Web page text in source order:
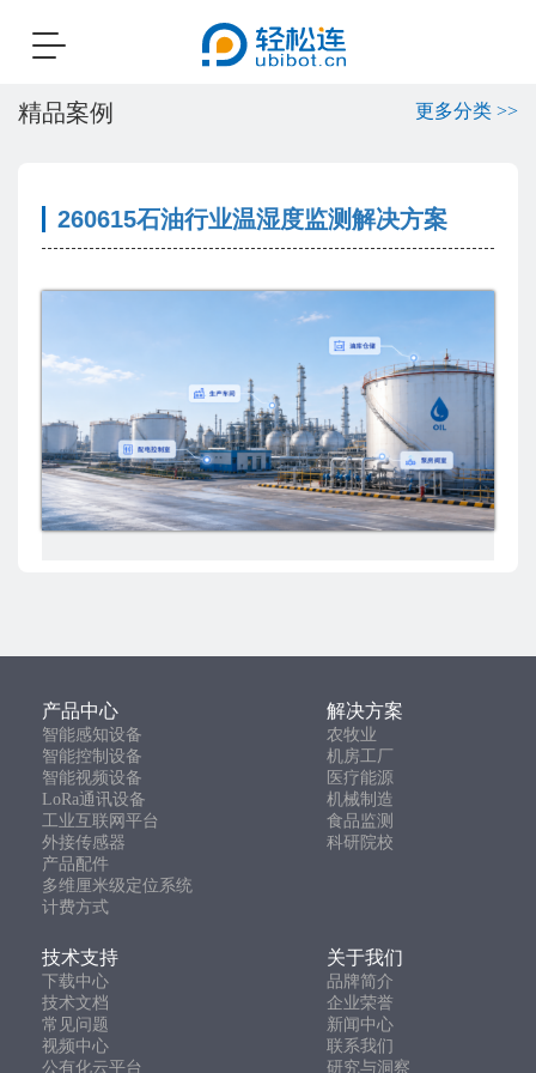
Toggle
精品案例 更多分类 >>
260615石油行业温湿度监测解决方案
产品中心 解决方案
智能感知设备
农牧业
智能控制设备
机房工厂
智能视频设备
医疗能源
LoRa通讯设备
机械制造
工业互联网平台
食品监测
外接传感器
科研院校
产品配件
多维厘米级定位系统
计费方式
技术支持 关于我们
下载中心
品牌简介
技术文档
企业荣誉
常见问题
新闻中心
视频中心
联系我们
公有化云平台
研究与洞察